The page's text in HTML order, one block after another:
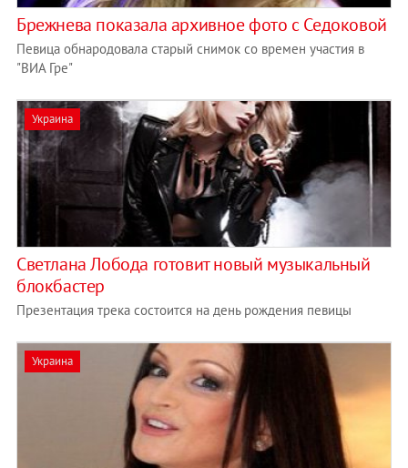
Брежнева показала архивное фото с Седоковой
Певица обнародовала старый снимок со времен участия в
"ВИА Гре"
Украина
Светлана Лобода готовит новый музыкальный
блокбастер
Презентация трека состоится на день рождения певицы
Украина